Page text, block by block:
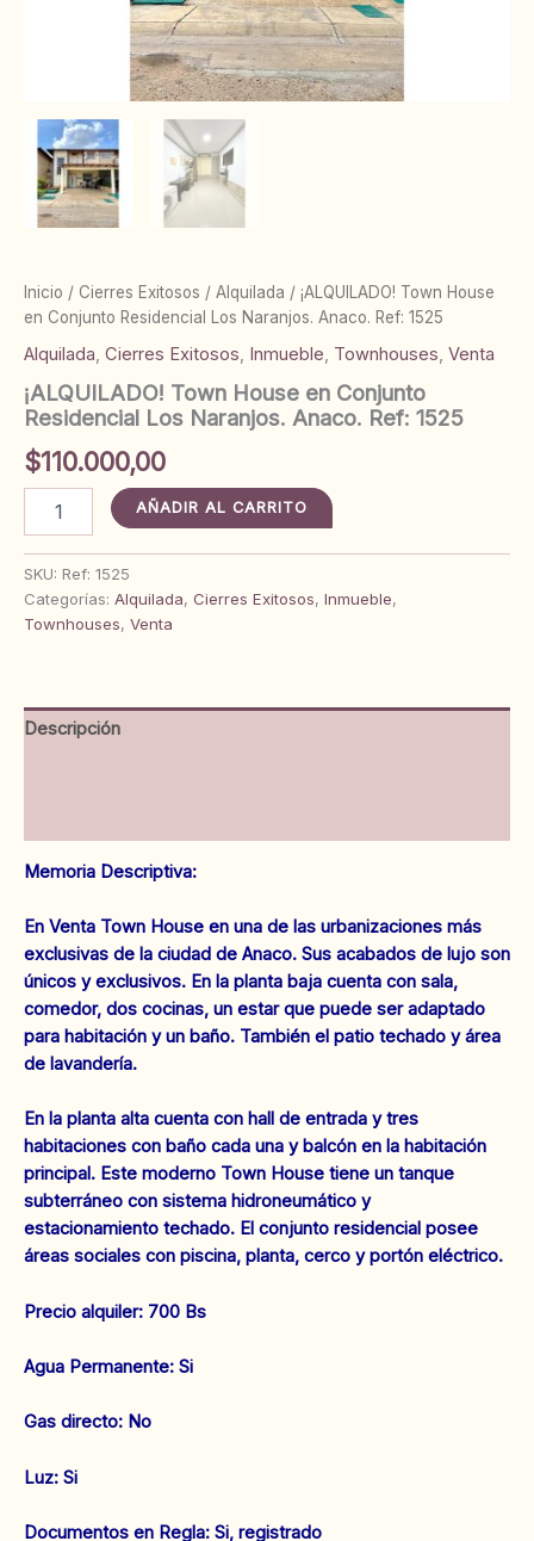
Inicio / Cierres Exitosos / Alquilada / ¡ALQUILADO! Town House
en Conjunto Residencial Los Naranjos. Anaco. Ref: 1525
Alquilada, Cierres Exitosos, Inmueble, Townhouses, Venta
¡ALQUILADO! Town House en Conjunto
Residencial Los Naranjos. Anaco. Ref: 1525
$110.000,00
¡ALQUILADO!
Town
en
Conjunto
Residencial
Ref:
1525
AÑADIR AL CARRITO
SKU: Ref: 1525
Categorías: Alquilada, Cierres Exitosos, Inmueble,
Townhouses, Venta
Descripción
Memoria Descriptiva:
En Venta Town House en una de las urbanizaciones más
exclusivas de la ciudad de Anaco. Sus acabados de lujo son
únicos y exclusivos. En la planta baja cuenta con sala,
comedor, dos cocinas, un estar que puede ser adaptado
para habitación y un baño. También el patio techado y área
de lavandería.
En la planta alta cuenta con hall de entrada y tres
habitaciones con baño cada una y balcón en la habitación
principal. Este moderno Town House tiene un tanque
subterráneo con sistema hidroneumático y
estacionamiento techado. El conjunto residencial posee
áreas sociales con piscina, planta, cerco y portón eléctrico.
Precio alquiler: 700 Bs
‌Agua Permanente: Si
‌Gas directo: No
‌Luz: Si
‌‌Documentos en Regla: Si, registrado